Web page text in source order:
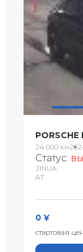
PORSCHE
24 000 км
Статус:
J1NUA
AT
0 ¥
стартовая